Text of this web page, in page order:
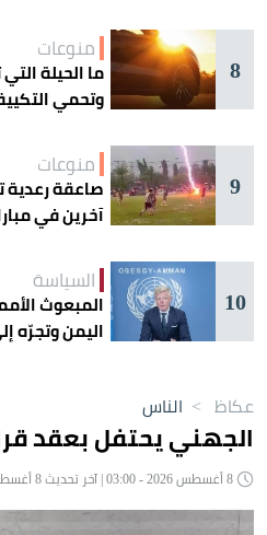
8
منوعات
ما الحيلة
وتحمي
9
منوعات
آخرين في
10
السياسة
المبعوث
اليمن وتجرّه
عكاظ > الناس
الجهني يحتفل بعقد